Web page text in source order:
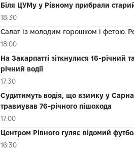
Біля ЦУМу у Рівному прибрали
18:30
Салат із молодим горошком і фетою.
18:00
На Закарпатті зіткнулися 16-річний
річний водії
17:30
Судитимуть водія, що взимку у
травмував 76-річного пішохода
17:00
Центром Рівного гуляє відомий
16:30